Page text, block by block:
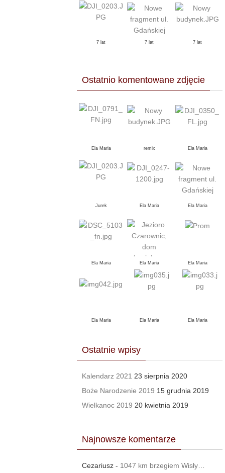
7 lat 7 lat 7 lat
Ostatnio komentowane zdjęcie
Ela Maria remix Ela Maria
Jurek Ela Maria Ela Maria
Ela Maria Ela Maria Ela Maria
Ela Maria Ela Maria Ela Maria
Ostatnie wpisy
Kalendarz 2021 23 sierpnia 2020
Boże Narodzenie 2019 15 grudnia 2019
Wielkanoc 2019 20 kwietnia 2019
Najnowsze komentarze
Cezariusz - 1047 km brzegiem Wisły…